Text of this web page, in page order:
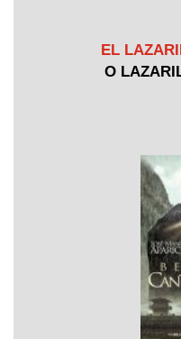
EL
O